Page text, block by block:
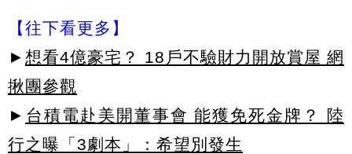
【往下看更多】
► 想看4億豪宅？ 18戶不驗財力開放賞屋 網
揪團參觀
► 台積電赴美開董事會 能獲免死金牌？ 陸
行之曝「3劇本」：希望別發生